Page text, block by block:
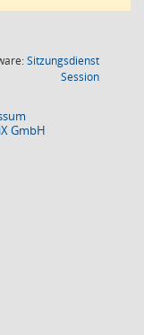
Sitzungsdienst
Session(Wird in
GmbH